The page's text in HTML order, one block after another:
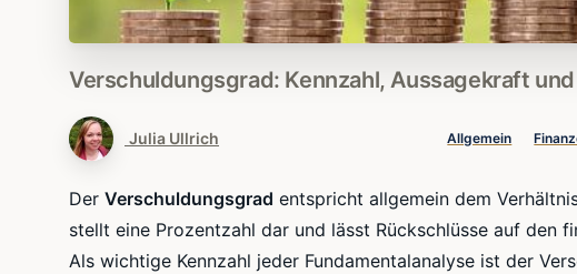
Verschuldungsgrad: Kennzahl, Aussagekraft und
Julia Ullrich Allgemein
Der Verschuldungsgrad entspricht allgemein dem
stellt eine Prozentzahl dar und lässt Rückschlüsse auf den
Als wichtige Kennzahl jeder Fundamentalanalyse ist der